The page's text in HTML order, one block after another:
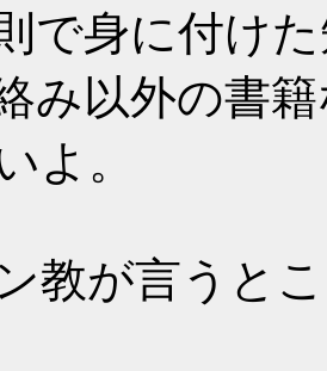
で身に付け
み以外の書
よ。
教が言うと